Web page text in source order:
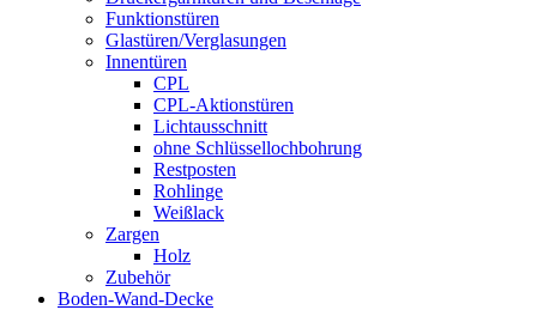
Funktionstüren
Glastüren/Verglasungen
Innentüren
CPL
CPL-Aktionstüren
Lichtausschnitt
ohne Schlüssellochbohrung
Restposten
Rohlinge
Weißlack
Zargen
Holz
Zubehör
Boden-Wand-Decke